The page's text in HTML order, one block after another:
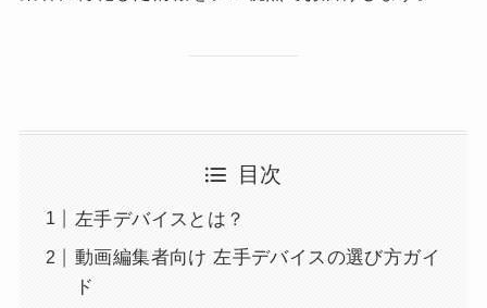
目次
左手デバイスとは？
動画編集者向け 左手デバイスの選び方ガイ
ド